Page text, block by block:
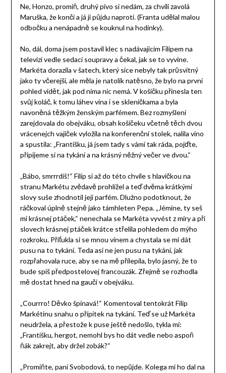
Ne, Honzo, promiň, druhý pivo si nedám, za chvíli zavolá
Maruška, že končí a já ji půjdu naproti. (Franta udělal malou
odbočku a nenápadně se kouknul na hodinky).
No, dál, doma jsem postavil klec s nadávajícím Filipem na
televizi vedle sedací soupravy a čekal, jak se to vyvine.
Markéta dorazila v šatech, který sice nebyly tak průsvitný
jako ty včerejší, ale měla je natolik natěsno, že bylo na první
pohled vidět, jak pod nima nic nemá. V košíčku přinesla ten
svůj koláč, k tomu láhev vína i se skleničkama a byla
navoněná těžkým ženským parfémem. Bez rozmyšlení
zarejdovala do obejváku, obsah košíčeku včetně těch dvou
vrácenejch vajíček vyložila na konferenční stolek, nalila víno
a spustila: „Františku, já jsem tady s vámi tak ráda, pojďte,
připijeme si na tykání a na krásný něžný večer ve dvou.“
„Bábo, smrrrdíš!“ Filip si až do této chvíle s hlavičkou na
stranu Markétu zvědavě prohlížel a teď dvěma krátkými
slovy suše zhodnotil její parfém. Dlužno podotknout, že
ráčkoval úplně stejně jako támhleten Pepa. „Jémine, ty seš
mi krásnej ptáček,“ nenechala se Markéta vyvést z míry a při
slovech krásnej ptáček krátce střelila pohledem do mýho
rozkroku. Přiťukla si se mnou vínem a chystala se mi dát
pusu na to tykání. Teda asi ne jen pusu na tykání, jak
rozpřahovala ruce, aby se na mě přilepila, bylo jasný, že to
bude spíš předpostelovej francouzák. Zřejmě se rozhodla
mě dostat hned na gauči v obejváku.
„Courrro! Děvko špinavá!“ Komentoval tentokrát Filip
Markétinu snahu o přípitek na tykání. Teď se už Markéta
neudržela, a přestože k puse ještě nedošlo, tykla mi:
„Františku, hergot, nemohl bys ho dát vedle nebo aspoň
ňák zakrejt, aby držel zobák?“
„Promiňte, paní Svobodová, to nepůjde. Kolega mi ho dal na